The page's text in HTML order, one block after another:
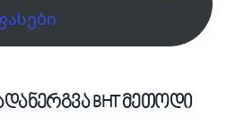
BHT მეთოდი